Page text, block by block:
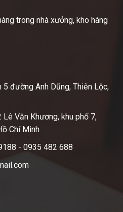
trong nhà xưởng, kho hàng
đường Anh Dũng, Thiên Lộc,
Văn Khương, khu phố 7,
Chí Minh
- 0935 482 688